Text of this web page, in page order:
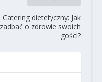
Catering dietetyczny: Jak
zadbać o zdrowie swoich
gości?